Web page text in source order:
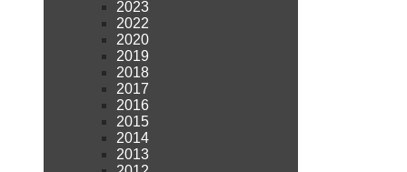
2023
2022
2020
2019
2018
2017
2016
2015
2014
2013